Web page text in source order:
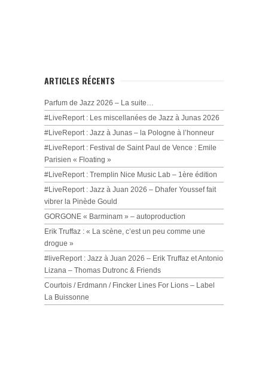
ARTICLES RÉCENTS
Parfum de Jazz 2026 – La suite…
#LiveReport : Les miscellanées de Jazz à Junas 2026
#LiveReport : Jazz à Junas – la Pologne à l’honneur
#LiveReport : Festival de Saint Paul de Vence : Emile
Parisien « Floating »
#LiveReport : Tremplin Nice Music Lab – 1ère édition
#LiveReport : Jazz à Juan 2026 – Dhafer Youssef fait
vibrer la Pinède Gould
GORGONE « Barminam » – autoproduction
Erik Truffaz : « La scène, c’est un peu comme une
drogue »
#liveReport : Jazz à Juan 2026 – Erik Truffaz et Antonio
Lizana – Thomas Dutronc & Friends
Courtois / Erdmann / Fincker Lines For Lions – Label
La Buissonne